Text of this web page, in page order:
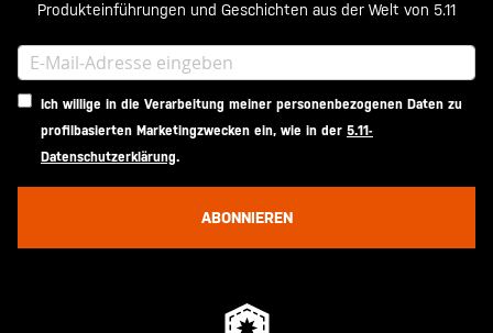
Produkteinführungen und Geschichten aus der Welt von 5.11
Ich willige in die Verarbeitung meiner personenbezogenen Daten zu
profilbasierten Marketingzwecken ein, wie in der 5.11-
Datenschutzerklärung.
ABONNIEREN